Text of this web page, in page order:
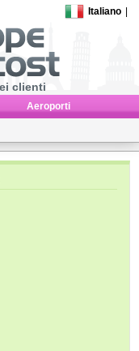
Italiano
clienti
Aeroporti